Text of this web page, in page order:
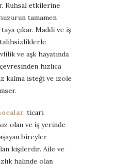
Ruhsal etkilerine
tamamen
çıkar. Maddi ve iş
talihsizliklerle
ve aşk hayatında
hızlıca
kalma isteği ve izole
, ticari
olan ve iş yerinde
bireyler
kişilerdir. Aile ve
halinde olan